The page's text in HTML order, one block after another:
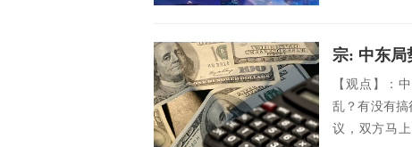
宗: 中东局
【观点】：
乱？有没有
议，双方马